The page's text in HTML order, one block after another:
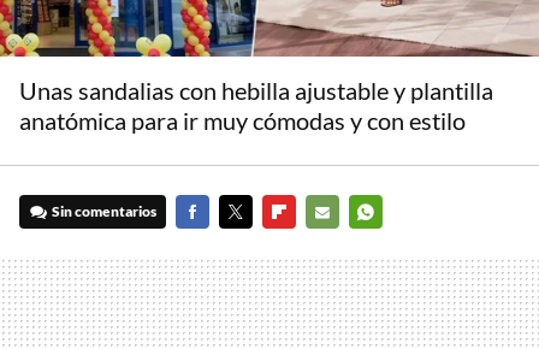
Unas sandalias con hebilla ajustable y plantilla
anatómica para ir muy cómodas y con estilo
Sin comentarios
MAIL